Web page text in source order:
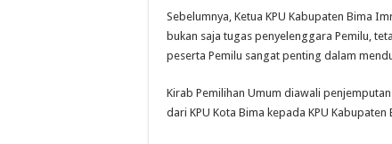
Sebelumnya, Ketua KPU Kabupaten Bima
bukan saja tugas penyelenggara Pemilu,
peserta Pemilu sangat penting dalam
Kirab Pemilihan Umum diawali
dari KPU Kota Bima kepada KPU